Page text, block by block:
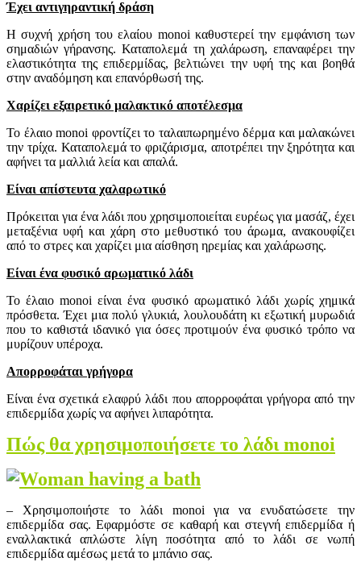
Έχει αντιγηραντική δράση
Η συχνή χρήση του ελαίου monoi καθυστερεί την εμφάνιση των
σημαδιών γήρανσης. Καταπολεμά τη χαλάρωση, επαναφέρει την
ελαστικότητα της επιδερμίδας, βελτιώνει την υφή της και βοηθά
στην αναδόμηση και επανόρθωσή της.
Χαρίζει εξαιρετικό μαλακτικό αποτέλεσμα
Το έλαιο monoi φροντίζει το ταλαιπωρημένο δέρμα και μαλακώνει
την τρίχα. Καταπολεμά το φριζάρισμα, αποτρέπει την ξηρότητα και
αφήνει τα μαλλιά λεία και απαλά.
Είναι απίστευτα χαλαρωτικό
Πρόκειται για ένα λάδι που χρησιμοποιείται ευρέως για μασάζ, έχει
μεταξένια υφή και χάρη στο μεθυστικό του άρωμα, ανακουφίζει
από το στρες και χαρίζει μια αίσθηση ηρεμίας και χαλάρωσης.
Είναι ένα φυσικό αρωματικό λάδι
Το έλαιο monoi είναι ένα φυσικό αρωματικό λάδι χωρίς χημικά
πρόσθετα. Έχει μια πολύ γλυκιά, λουλουδάτη κι εξωτική μυρωδιά
που το καθιστά ιδανικό για όσες προτιμούν ένα φυσικό τρόπο να
μυρίζουν υπέροχα.
Απορροφάται γρήγορα
Είναι ένα σχετικά ελαφρύ λάδι που απορροφάται γρήγορα από την
επιδερμίδα χωρίς να αφήνει λιπαρότητα.
Πώς θα χρησιμοποιήσετε το λάδι monoi
– Χρησιμοποιήστε το λάδι monoi για να ενυδατώσετε την
επιδερμίδα σας. Εφαρμόστε σε καθαρή και στεγνή επιδερμίδα ή
εναλλακτικά απλώστε λίγη ποσότητα από το λάδι σε νωπή
επιδερμίδα αμέσως μετά το μπάνιο σας.